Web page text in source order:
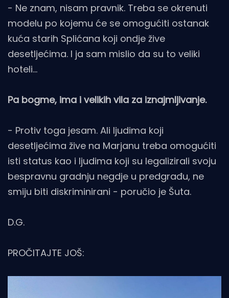
- Ne znam, nisam pravnik. Treba se okrenuti
modelu po kojemu će se omogućiti ostanak
kuća starih Splićana koji ondje žive
desetljećima. I ja sam mislio da su to veliki
hoteli…
Pa bogme, ima i velikih vila za iznajmljivanje.
- Protiv toga jesam. Ali ljudima koji
desetljećima žive na Marjanu treba omogućiti
isti status kao i ljudima koji su legalizirali svoju
bespravnu gradnju negdje u predgrađu, ne
smiju biti diskriminirani - poručio je Šuta.
D.G.
PROČITAJTE JOŠ: